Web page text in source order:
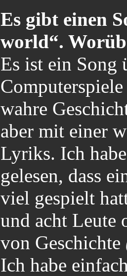
Es gibt einen
world“.
Es ist ein Song
wahre
aber mit einer
Lyriks. Ich
gelesen, dass
viel gespielt
und acht Leute
von Geschichte
Ich habe